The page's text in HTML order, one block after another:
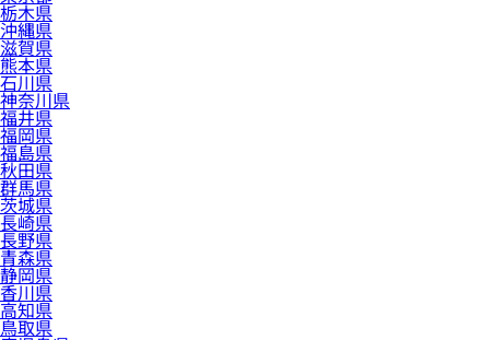
栃木県
沖縄県
滋賀県
熊本県
石川県
神奈川県
福井県
福岡県
福島県
秋田県
群馬県
茨城県
長崎県
長野県
青森県
静岡県
香川県
高知県
鳥取県